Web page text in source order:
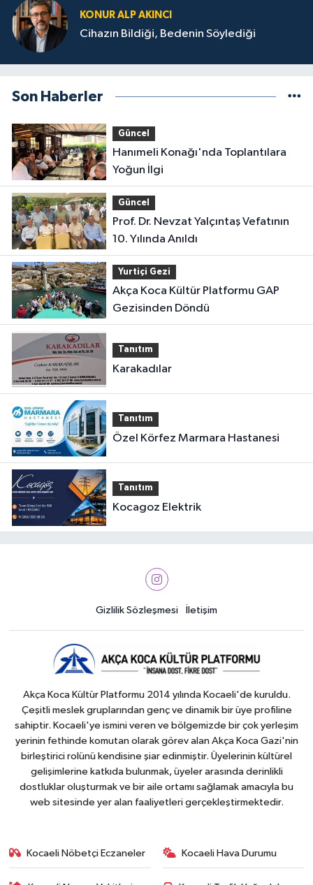
KONUR ALP AKINCI
Cihazın Bildiği, Bedenin Söylediği
Son Haberler
Güncel
Hanımeli Konağı'nda Toplantılara
Yoğun İlgi
Güncel
Prof. Dr. Nevzat Yalçıntaş Vefatının
10. Yılında Anıldı
Yurtiçi Gezi
Akça Koca Kültür Platformu GAP
Gezisinden Döndü
Tanıtım
Karakadılar
Tanıtım
Özel Körfez Marmara Hastanesi
Tanıtım
Kocagoz Elektrik
Gizlilik Sözleşmesi İletişim
Akça Koca Kültür Platformu 2014 yılında Kocaeli'de kuruldu.
Çeşitli meslek gruplarından genç ve dinamik bir üye profiline
sahiptir. Kocaeli'ye ismini veren ve bölgemizde bir çok yerleşim
yerinin fethinde komutan olarak görev alan Akça Koca Gazi'nin
birleştirici rolünü kendisine şiar edinmiştir. Üyelerinin kültürel
gelişimlerine katkıda bulunmak, üyeler arasında derinlikli
dostluklar oluşturmak ve bir aile ortamı sağlamak amacıyla bu
web sitesinde yer alan faaliyetleri gerçekleştirmektedir.
Kocaeli Nöbetçi Eczaneler Kocaeli Hava Durumu